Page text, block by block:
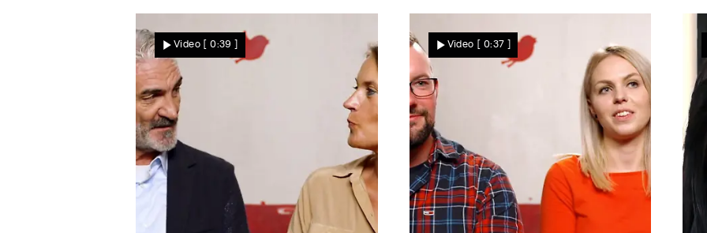
Dusan und Heike
schwelgen im Liebesglück
Wollen sie sich
wiedersehen?
Video [ 0:39 ] Video [ 0:37 ]